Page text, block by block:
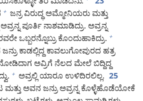
ತರ ಮಾಡಿದನು. 23
+ ಜನ್ರ ವಿರುದ್ಧ ಅಮ್ಮೋನಿಯರು ಮತ್ತು
ಪೂರ್ತಿ ನಾಶಮಾಡಿದ್ರು. ಅವ್ರನ್ನ
ಒಬ್ಬರನ್ನೊಬ್ರು ಕೊಂದುಹಾಕಿದ್ರು. +
ಕಾಡಲ್ಲಿದ್ದ ಕಾವಲುಗೋಪುರದ ಹತ್ರ
ಅವ್ರಿಗೆ ನೆಲದ ಮೇಲೆ ಬಿದ್ದಿದ್ದ
+ ಅವ್ರಲ್ಲಿ ಯಾರೂ ಉಳಿದಿರಲಿಲ್ಲ. 25
ಅವನ ಜನ್ರು ಅವ್ರನ್ನ ಕೊಳ್ಳೆಹೊಡೆಯೋಕೆ